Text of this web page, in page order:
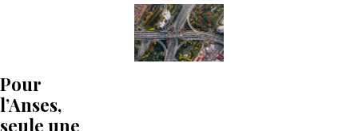
Pour
l’Anses,
seule une